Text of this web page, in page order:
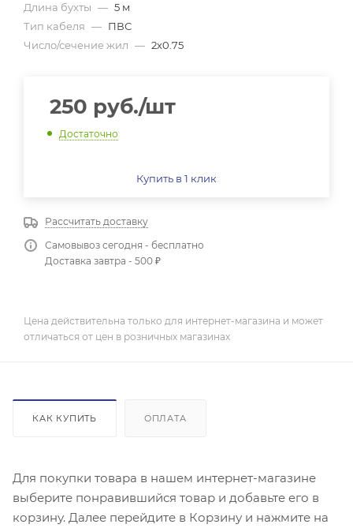
Длина бухты — 5 м
Тип кабеля — ПВС
Число/сечение жил — 2х0.75
250 руб./шт
Достаточно
Купить в 1 клик
Рассчитать доставку
Самовывоз сегодня - бесплатно
Доставка завтра - 500 ₽
Цена действительна только для интернет-магазина и может
отличаться от цен в розничных магазинах
КАК КУПИТЬ ОПЛАТА
Для покупки товара в нашем интернет-магазине
выберите понравившийся товар и добавьте его в
корзину. Далее перейдите в Корзину и нажмите на